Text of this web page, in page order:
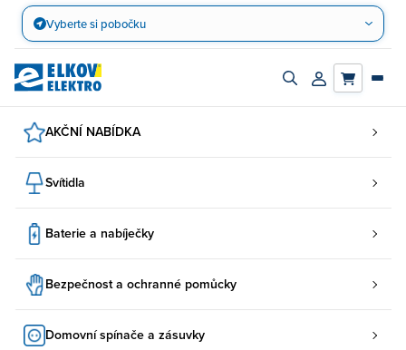
Přejít
obsah
Vyberte si pobočku
Zapnout/vypnout
Přihlásit/
AKČNÍ NABÍDKA
Svítidla
Baterie a nabíječky
Bezpečnost a ochranné pomůcky
Domovní spínače a zásuvky